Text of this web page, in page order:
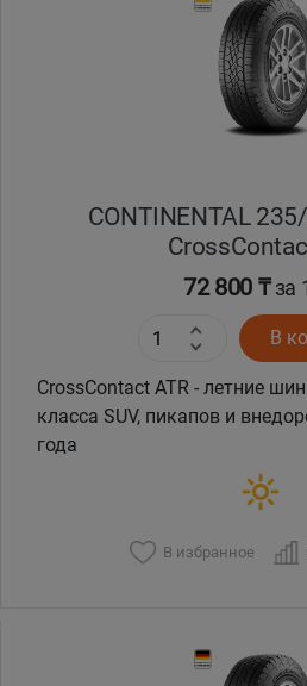
CONTINENTAL
72 800 ₸за
В
CrossContact ATR - летние
класса SUV, пикапов и
года
В избранное
Павлодар
Талдыкорган